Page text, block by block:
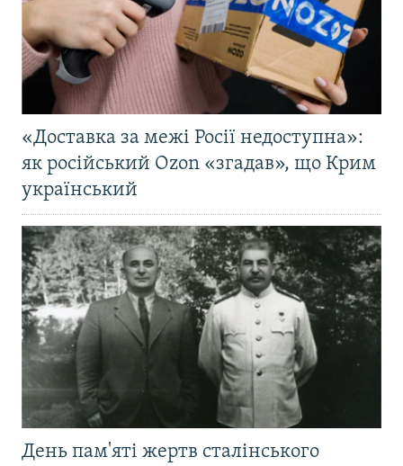
«Доставка за межі Росії недоступна»:
як російський Ozon «згадав», що Крим
український
День пам'яті жертв сталінського